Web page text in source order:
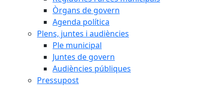
Òrgans de govern
Agenda política
Plens, juntes i audiències
Ple municipal
Juntes de govern
Audiències públiques
Pressupost